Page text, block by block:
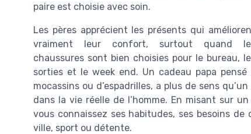
paire est choisie avec soin.
Les pères apprécient les présents qui
vraiment leur confort, surtout quand
chaussures sont bien choisies pour le bureau,
sorties et le week end. Un cadeau papa
mocassins ou d’espadrilles, a plus de sens
dans la vie réelle de l’homme. En misant sur
vous connaissez ses habitudes, ses besoins
ville, sport ou détente.